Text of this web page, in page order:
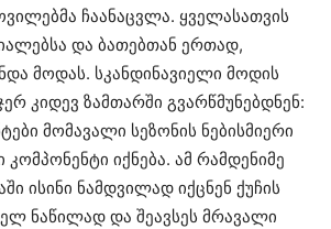
ჩაანაცვლა. ყველასათვის
და ბათებთან ერთად,
მოდას. სკანდინავიელი მოდის
კიდევ ზამთარში გვარწმუნებდნენ:
მომავალი სეზონის ნებისმიერი
იქნება. ამ რამდენიმე
ისინი ნამდვილად იქცნენ ქუჩის
ნაწილად და შეავსეს მრავალი